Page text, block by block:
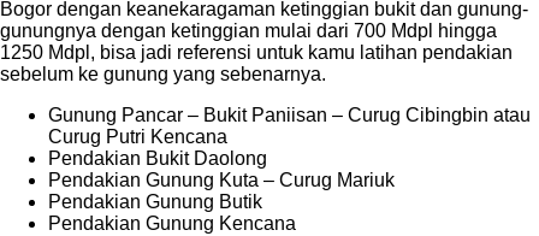
Bogor dengan keanekaragaman ketinggian bukit dan gunung-
gunungnya dengan ketinggian mulai dari 700 Mdpl hingga
1250 Mdpl, bisa jadi referensi untuk kamu latihan pendakian
sebelum ke gunung yang sebenarnya.
Gunung Pancar – Bukit Paniisan – Curug Cibingbin atau
Curug Putri Kencana
Pendakian Bukit Daolong
Pendakian Gunung Kuta – Curug Mariuk
Pendakian Gunung Butik
Pendakian Gunung Kencana